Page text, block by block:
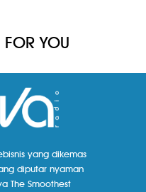
YOU
yang dikemas
diputar nyaman
The Smoothest